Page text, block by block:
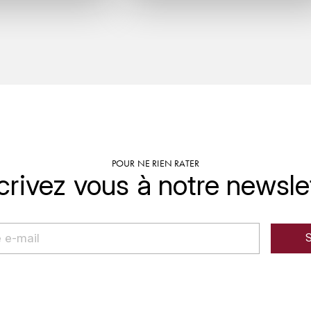
POUR NE RIEN RATER
vous à notre